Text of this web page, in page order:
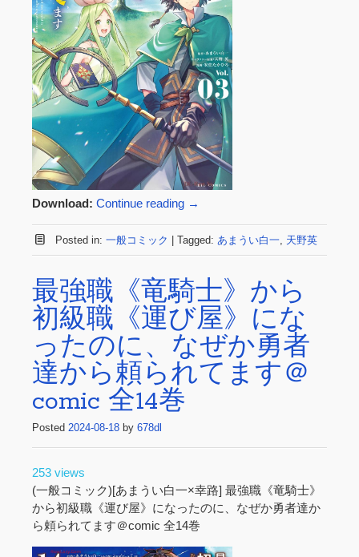
Download: Continue reading →
Posted in: 一般コミック Tagged: あまうい白一, 天野英
最強職《竜騎士》から
初級職《運び屋》にな
ったのに、なぜか勇者
達から頼られてます＠
comic 全14巻
Posted 2024-08-18 by 678dl
253 views
(一般コミック)[あまうい白一×幸路] 最強職《竜騎士》
から初級職《運び屋》になったのに、なぜか勇者達か
ら頼られてます＠comic 全14巻